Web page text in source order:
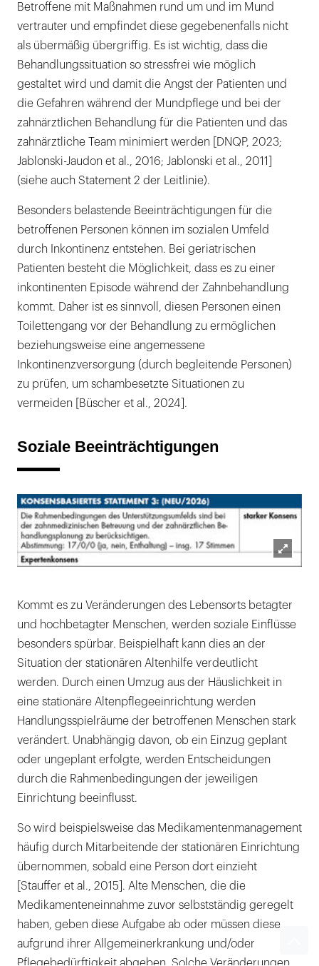
Betroffene mit Maßnahmen rund um und im Mund
vertrauter und empfindet diese gegebenenfalls nicht
als übermäßig übergriffig. Es ist wichtig, dass die
Behandlungssituation so stressfrei wie möglich
gestaltet wird und damit die Angst der Patienten und
die Gefahren während der Mundpflege und bei der
zahnärztlichen Behandlung für die Patienten und das
zahnärztliche Team minimiert werden [DNQP, 2023;
Jablonski-Jaudon et al., 2016; Jablonski et al., 2011]
(siehe auch Statement 2 der Leitlinie).
Besonders belastende Beeinträchtigungen für die
betroffenen Personen können im sozialen Umfeld
durch Inkontinenz entstehen. Bei geriatrischen
Patienten besteht die Möglichkeit, dass es zu einer
inkontinenten Episode während der Zahnbehandlung
kommt. Daher ist es sinnvoll, diesen Personen einen
Toilettengang vor der Behandlung zu ermöglichen
beziehungsweise eine angemessene
Inkontinenzversorgung (durch begleitende Personen)
zu prüfen, um schambesetzte Situationen zu
vermeiden [Büscher et al., 2024].
Soziale Beeinträchtigungen
Kommt es zu Veränderungen des Lebensorts betagter
und hochbetagter Menschen, werden soziale Einflüsse
besonders spürbar. Beispielhaft kann dies an der
Situation der stationären Altenhilfe verdeutlicht
werden. Durch einen Umzug aus der Häuslichkeit in
eine stationäre Altenpflegeeinrichtung werden
Handlungsspielräume der betroffenen Menschen stark
verändert. Unabhängig davon, ob ein Einzug geplant
oder ungeplant erfolgte, werden Entscheidungen
durch die Rahmenbedingungen der jeweiligen
Einrichtung beeinflusst.
So wird beispielsweise das Medikamentenmanagement
häufig durch Mitarbeitende der stationären Einrichtung
übernommen, sobald eine Person dort einzieht
[Stauffer et al., 2015]. Alte Menschen, die die
Medikamenteneinnahme zuvor selbstständig geregelt
haben, geben diese Aufgabe ab oder müssen diese
aufgrund ihrer Allgemein­erkrankung und/oder
Pflegebedürftigkeit abgeben. Solche Veränderungen